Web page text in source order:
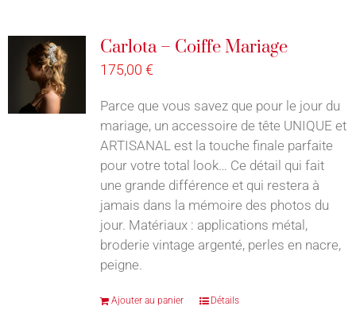
Carlota – Coiffe Mariage
175,00 €
Parce que vous savez que pour le jour du
mariage, un accessoire de tête UNIQUE et
ARTISANAL est la touche finale parfaite
pour votre total look… Ce détail qui fait
une grande différence et qui restera à
jamais dans la mémoire des photos du
jour. Matériaux : applications métal,
broderie vintage argenté, perles en nacre,
peigne.
Ajouter au panier Détails